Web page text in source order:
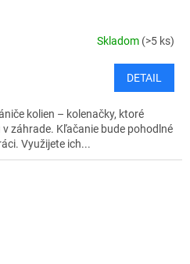
Skladom (>5 ks)
DETAIL
kolien – kolenačky, ktoré
záhrade. Kľačanie bude pohodlné
Využijete ich...